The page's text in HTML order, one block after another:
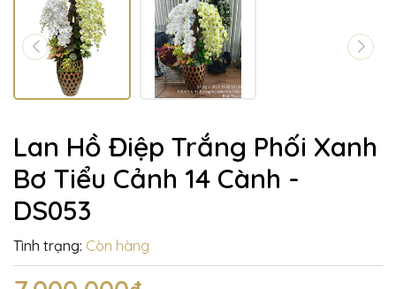
Lan Hồ Điệp Trắng Phối Xanh
Bơ Tiểu Cảnh 14 Cành -
DS053
Tình trạng: Còn hàng